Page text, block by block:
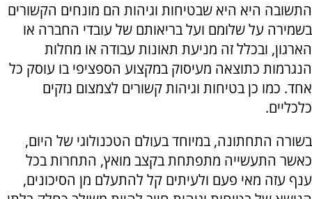
התשובה היא היא שבטיחות וגיהות הם מונחים הקשורים
בשמירה על שלומם ועל בריאותם של עובדי החברה או
הארגון, ובכלל זה מניעת תאונות עבודה או מחלות
הנגרמות כתוצאה מעיסוק במקצוע הספציפי בו עוסק כל
אחד. כמו כן בטיחות וגיהות קשורים לצמצום נזקים
כלכליים.
בשורה התחתונה, במיוחד בעולם הטכנולוגי של היום,
כאשר התעשייה מתפתחת בקצב מואץ, התחרות בכל
ענף עזה מאי פעם ולעיתים קל להתעלם מן הסיכונים,